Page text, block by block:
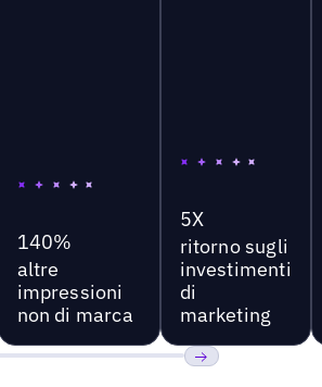
140%
altre
impressioni
non di marca
5X
ritorno sugli
investimenti
di
marketing